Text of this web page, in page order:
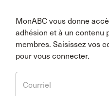
MonABC vous donne
adhésion et à un contenu
membres. Saisissez vos
pour vous connecter.
Courriel